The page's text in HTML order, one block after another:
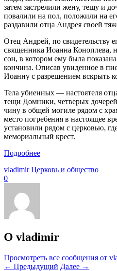
затем застрелили жену, тещу и
повалили на пол, положили на
раздавили отца Андрея своей
Отец Андрей, по свидетельству
священника Иоанна Коноплева,
сон, в котором ему была показана
кончина. Описав увиденное в
Иоанну с разрешением вскрыть
Тела убиенных — настоятеля
тещи Домники, четверых
чину в общей могиле рядом с
место погребения в настоящее
установили рядом с церковью,
мемориальный крест.
Подробнее
vladimir Церковь и общество
0
О vladimir
Просмотреть все сообщения от
← Предыдущий Далее →